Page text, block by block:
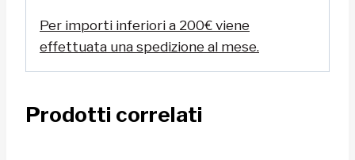
Per importi inferiori a 200€ viene
effettuata una spedizione al mese.
Prodotti correlati